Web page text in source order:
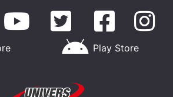
Play Store